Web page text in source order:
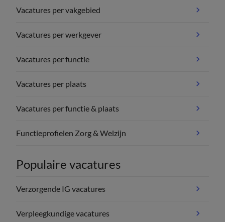
Vacatures per vakgebied
Vacatures per werkgever
Vacatures per functie
Vacatures per plaats
Vacatures per functie & plaats
Functieprofielen Zorg & Welzijn
Populaire vacatures
Verzorgende IG vacatures
Verpleegkundige vacatures